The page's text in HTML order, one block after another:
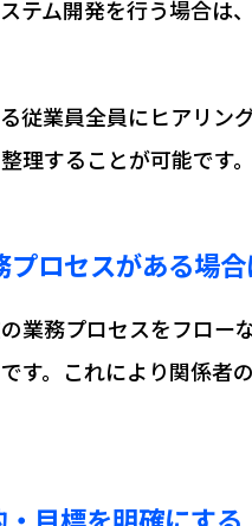
テム開発を行う場合は
従業員全員にヒアリン
理することが可能です。
ロセスがある場
業務プロセスをフロー
す。これにより関係者